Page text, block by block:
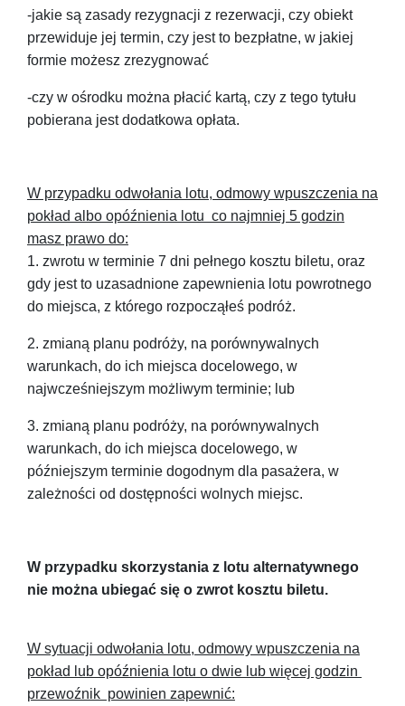
-jakie są zasady rezygnacji z rezerwacji, czy obiekt
przewiduje jej termin, czy jest to bezpłatne, w jakiej
formie możesz zrezygnować
-czy w ośrodku można płacić kartą, czy z tego tytułu
pobierana jest dodatkowa opłata.
W przypadku odwołania lotu, odmowy wpuszczenia na
pokład albo opóźnienia lotu co najmniej 5 godzin
masz prawo do:
1. zwrotu w terminie 7 dni pełnego kosztu biletu, oraz
gdy jest to uzasadnione zapewnienia lotu powrotnego
do miejsca, z którego rozpocząłeś podróż.
2. zmianą planu podróży, na porównywalnych
warunkach, do ich miejsca docelowego, w
najwcześniejszym możliwym terminie; lub
3. zmianą planu podróży, na porównywalnych
warunkach, do ich miejsca docelowego, w
późniejszym terminie dogodnym dla pasażera, w
zależności od dostępności wolnych miejsc.
W przypadku skorzystania z lotu alternatywnego
nie można ubiegać się o zwrot kosztu biletu.
W sytuacji odwołania lotu, odmowy wpuszczenia na
pokład lub opóźnienia lotu o dwie lub więcej godzin
przewoźnik powinien zapewnić: